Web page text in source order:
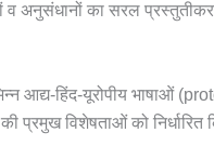
अनुसंधानों का सरल
आद्य-हिंद-यूरोपीय भाषाओं
प्रमुख विशेषताओं को